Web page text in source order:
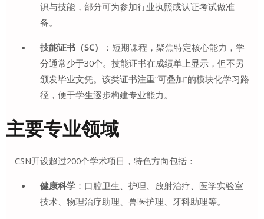
识与技能，部分可为参加行业执照或认证考试做准
备。
技能证书（SC）
：短期课程，聚焦特定核心能力，学
分通常少于30个。技能证书在成绩单上显示，但不另
颁发毕业文凭。该类证书注重“可叠加”的模块化学习路
径，便于学生逐步构建专业能力。
主要专业领域
CSN开设超过200个学术项目 ，特色方向包括：
健康科学 ：口腔卫生、护理、放射治疗、医学实验室
技术、物理治疗助理、兽医护理、牙科助理等。